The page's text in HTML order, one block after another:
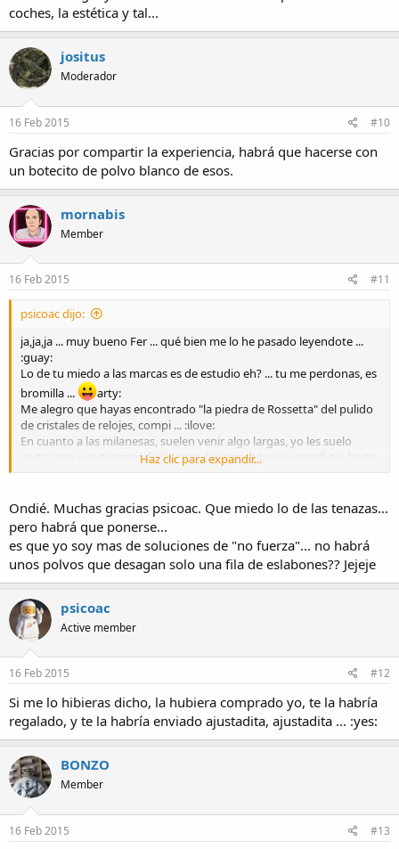
coches, la estética y tal...
jositus
Moderador
16 Feb 2015 #10
Gracias por compartir la experiencia, habrá que hacerse con
un botecito de polvo blanco de esos.
mornabis
Member
16 Feb 2015 #11
psicoac dijo:
ja,ja,ja ... muy bueno Fer ... qué bien me lo he pasado leyendote ...
:guay:
Lo de tu miedo a las marcas es de estudio eh? ... tu me perdonas, es
bromilla ...
arty:
Me alegro que hayas encontrado "la piedra de Rossetta" del pulido
de cristales de relojes, compi ... :ilove:
En cuanto a las milanesas, suelen venir algo largas, yo les suelo
cortar con una tenazas de las grandes ganchito por ganchito, hasta
de al lado y lo sacas y así ... es pesado y laborioso, porque están
duros de coj ... pero con paciencia salen. Tienes, como digo que
coger unas tenazas grandes, que manden fuerza, yo uso unas
similares a esta ...
Haz clic para expandir...
Ondié. Muchas gracias psicoac. Que miedo lo de las tenazas...
pero habrá que ponerse...
es que yo soy mas de soluciones de "no fuerza"... no habrá
unos polvos que desagan solo una fila de eslabones?? Jejeje
psicoac
Active member
16 Feb 2015 #12
Si me lo hibieras dicho, la hubiera comprado yo, te la habría
regalado, y te la habría enviado ajustadita, ajustadita ... :yes:
BONZO
Member
16 Feb 2015 #13